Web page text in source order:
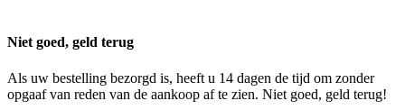
Niet goed, geld terug
Als uw bestelling bezorgd is, heeft u 14 dagen de tijd om zonder
opgaaf van reden van de aankoop af te zien. Niet goed, geld terug!